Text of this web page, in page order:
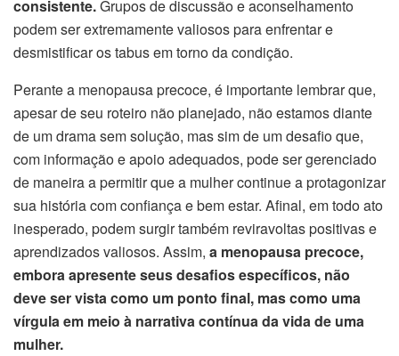
consistente.Grupos de discussão e aconselhamento
podem ser extremamente valiosos para enfrentar e
desmistificar os tabus em torno da condição.
Perante a menopausa precoce, é importante lembrar que,
apesar de seu roteiro não planejado, não estamos diante
de um drama sem solução, mas sim de um desafio que,
com informação e apoio adequados, pode ser gerenciado
de maneira a permitir que a mulher continue a protagonizar
sua história com confiança e bem estar. Afinal, em todo ato
inesperado, podem surgir também reviravoltas positivas e
aprendizados valiosos. Assim, a menopausa precoce,
embora apresente seus desafios específicos, não
deve ser vista como um ponto final, mas como uma
vírgula em meio à narrativa contínua da vida de uma
mulher.